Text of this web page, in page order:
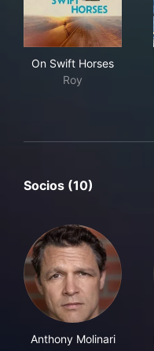
On Swift Horses
Roy
Socios (10)
Anthony Molinari